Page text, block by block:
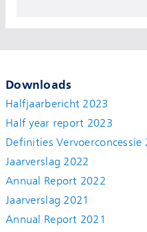
Downloads
Halfjaarbericht 2023
Half year report 2023
Definities Vervoerconcessie
Jaarverslag 2022
Annual Report 2022
Jaarverslag 2021
Annual Report 2021